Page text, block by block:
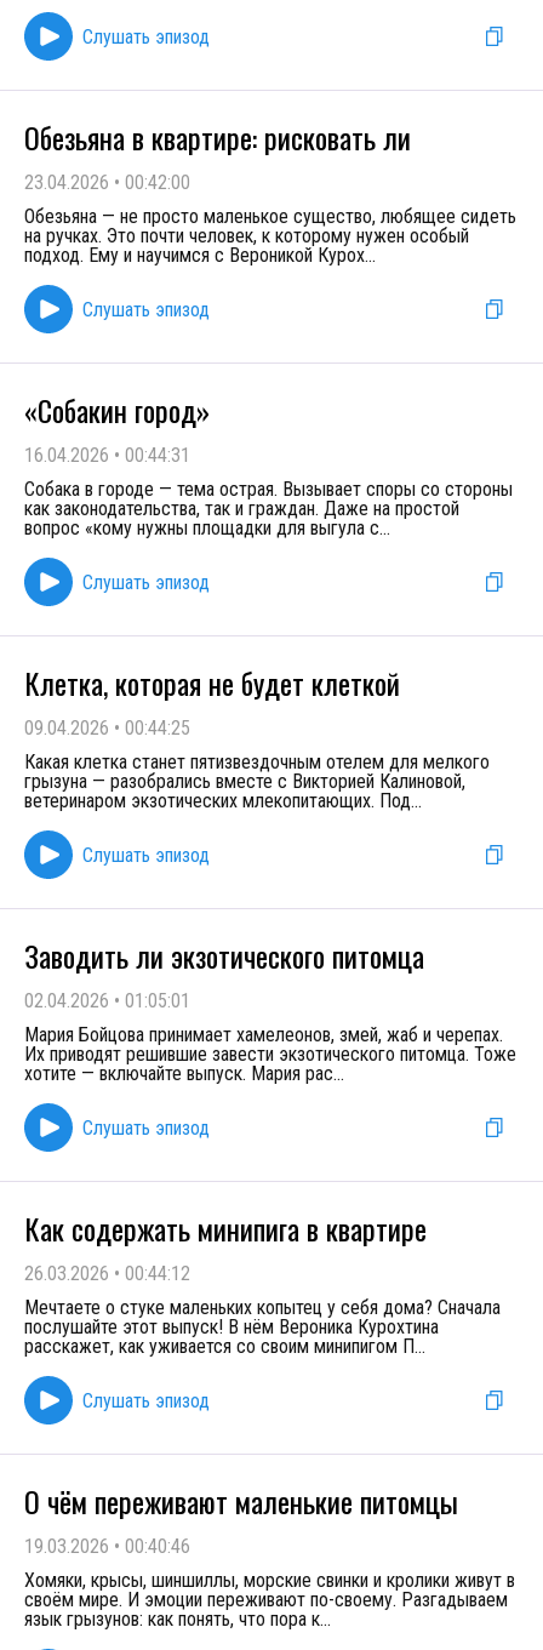
Слушать эпизод
Обезьяна в квартире: рисковать ли
23.04.2026 • 00:42:00
Обезьяна — не просто маленькое существо, любящее сидеть
на ручках. Это почти человек, к которому нужен особый
подход. Ему и научимся с Вероникой Курох...
Слушать эпизод
«Собакин город»
16.04.2026 • 00:44:31
Собака в городе — тема острая. Вызывает споры со стороны
как законодательства, так и граждан. Даже на простой
вопрос «кому нужны площадки для выгула с...
Слушать эпизод
Клетка, которая не будет клеткой
09.04.2026 • 00:44:25
Какая клетка станет пятизвездочным отелем для мелкого
грызуна — разобрались вместе с Викторией Калиновой,
ветеринаром экзотических млекопитающих. Под...
Слушать эпизод
Заводить ли экзотического питомца
02.04.2026 • 01:05:01
Мария Бойцова принимает хамелеонов, змей, жаб и черепах.
Их приводят решившие завести экзотического питомца. Тоже
хотите — включайте выпуск. Мария рас...
Слушать эпизод
Как содержать минипига в квартире
26.03.2026 • 00:44:12
Мечтаете о стуке маленьких копытец у себя дома? Сначала
послушайте этот выпуск! В нём Вероника Курохтина
расскажет, как уживается со своим минипигом П...
Слушать эпизод
О чём переживают маленькие питомцы
19.03.2026 • 00:40:46
Хомяки, крысы, шиншиллы, морские свинки и кролики живут в
своём мире. И эмоции переживают по-своему. Разгадываем
язык грызунов: как понять, что пора к...